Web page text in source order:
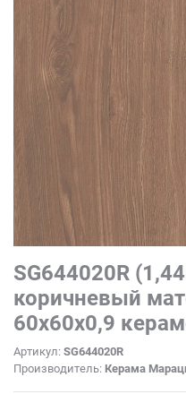
SG644020R
коричневый
60x60x0,9
Артикул: SG644020R
Производитель: Керама